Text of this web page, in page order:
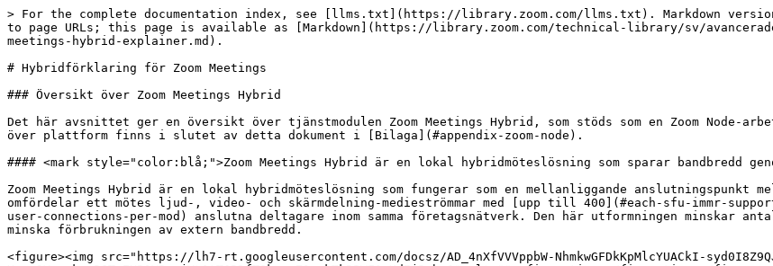
> For the complete documentation index, see [llms.txt](https://library.zoom.com/llms.txt). Markdown versions of documentation pages are available by appending `.md` to page URLs; this page is available as [Markdown](https://library.zoom.com/technical-library/sv/avancerade-enterprise-tjanster/zoom-node/zoom-meetings-hybrid/zoom-meetings-hybrid-explainer.md).

# Hybridförklaring för Zoom Meetings

### Översikt över Zoom Meetings Hybrid

Det här avsnittet ger en översikt över tjänstmodulen Zoom Meetings Hybrid, som stöds som en Zoom Node-arbetsbelastning. Mer information om Zoom Node och en översikt över plattform finns i slutet av detta dokument i [Bilaga](#appendix-zoom-node).

#### <mark style="color:blå;">Zoom Meetings Hybrid är en lokal hybridmöteslösning som sparar bandbredd genom att omfördela mötesmedia inom ett företagsnätverk</mark>

Zoom Meetings Hybrid är en lokal hybridmöteslösning som fungerar som en mellanliggande anslutningspunkt mellan en Zoom-klient och Zoom-moln. Lösningen multiplexar och omfördelar ett mötes ljud-, video- och skärmdelning-medieströmmar med [upp till 400](#each-sfu-immr-supports-up-to-400-standard-definition-or-200-high-definition-user-connections-per-mod) anslutna deltagare inom samma företagsnätverk. Den här utformningen minskar antalet externa molnmedieanslutningar, vilket avsevärt kan minska förbrukningen av extern bandbredd.

<figure><img src="https://lh7-rt.googleusercontent.com/docsz/AD_4nXfVVVppbW-NhmkwGFDkKpMlcYUACkI-syd0I8Z9QJRs5Jx5cWiavnwIg6ux2KTaXksBeGy6kXWu82mQQIrAUkHY-7V5OWuHkW5G-X_ez2V-_okacRJToZXB2YPpxjYL9tT6BDfT?key=Z3rnkTkRPWE0oHdIjBvbxQ" alt=""><figcaption></figcaption></figure>

#### <mark style="color:blå;">Zoom Meetings Hybrid stöder två lägen: molnhybrid och endast internt</mark>

Zoom Meetings Hybrid stöder två driftlägen: ett hybridläge från moln till lokaler som kallas Selective Forwarding Unit-läge (SFU) och ett läge för endast interna möten (iMMR) för möten som inte använder molnet. Möten konfigureras för molnhybridanslutningar som standard, men kan anges som endast interna när användare schemalägger eller redigerar ett möte. Båda mötestyperna kan också stödjas av samma modul [samtidigt](#meetings-hybrid-can-simultaneously-support-cloud-hybrid-and-internal-only-meetings).

#### <mark style="color:blå;">Molnhybridläget ansluter användare inom företagets nätverk till molnet via hybridmodulen</mark>

I molnhybridläge (SFU-läge) ansluter användare inom företagets nätverk till hybridmodulen som en mellanliggande anslutningspunkt mellan klienten och molnet. Hybridmodulen multiplexar och omfördelar ett mötes ljud-, video- och skärmdelning-medieströmmar mellan användarna och molnet.

<figure><img src="https://lh7-rt.googleusercontent.com/docsz/AD_4nXc50B_h67Ut7sgvHu6UKbM1przxAdYsmKumIfrvd4gPimstYApeW5szR0HWWPA-m8jPiRLVm1A8826j31BenyVNSy28NaBRLHsfhM5tr9F13-yqaDUFmT5TmyOm5GGmYx0USmCvxg?key=Z3rnkTkRPWE0oHdIjBvbxQ" alt=""><figcaption></figcaption></figure>

<mark style="color:blå;">**Molnhybridmöten påverkar inte signaleringsanslutningar från moln till klient**</mark>

Även om Zoom Meetings Hybrid-modulen kan omfördela ett molnhybridmötes *media*, hanterar modulen inte signaleringsanslutningar från moln till klient. Användare som är anslutna till Meetings Hybrid-modulen fortsätter att upprätta en bandbreddssnål signaleringsanslutning med mötets molnserver för data och åtgärder under mötet, som att starta en molninspelning eller uppdatera deltagarlistan.

{% hint style="danger" %}
**Varning**

Klientenheter **måste** ha proxy- eller standardruttåtkomst till internet som kan nå Zoom-molntjänster. HTTPS-proxy stöds, men enheter utan åtkomst kan inte ansluta till möten.
{% endhint %}

#### <mark style="color:blå;">Läget endast internt ansluter användare till ett lokalt möte och tillåter inte deltagare utanför nätverket att gå med</mark>

När ett möte schemaläggs som endast internt fungerar hybridmodulen som en intern multimediarouter (iMMR) och multiplexar och omfördelar ett mötes ljud-, video- och skärmdelning-media mellan användare inom företagsnätverket. Dessa möten är isolerade till företagsnätverket och **kan inte** ansluta eller kaskadkoppla till molnmötesservrar eller tjänster, vilket förhindrar att deltagare eller tjänster från externa nätverk, såsom molninspelning, ansluter till mötet.

<figure><img src="https://lh7-rt.googleusercontent.com/docsz/AD_4nXfKz6ul7kIwWkfMyYF8vjUPA8kZ_oVR-iGTGyojShz0rDy-rnq7VW6AZ4SRV6haB6NkDLwyd6UusHp8dK_Lkym7QM-5jQnAXdPxV3OoMxdwpKvaROL9QRlnCoCFHJ0nLRsjgUx9Gw?key=Z3rnkTkRPWE0oHdIjBvbxQ" alt=""><figcaption></figcaption></figure>

<mark style="color:blå;">**Möten som endast är interna dirigerar både signalerings- och medieanslutningar via hybridmodulen**</mark>

Till skillnad från molnhybridmodellen dirigerar möten som endast är interna både media *och* signalering inom nätverket till hybridmodulen. Detta skapar en fullständig lokal mötestyp, utan möjlighet till externa anslutningar.

<mark style="color:blå;">**Medarbetare utanför företagsnätverket kan gå med i möten som endast är interna via VPN**</mark>

Medarbetare utanför företagsnätverket kan gå med i möten som endast är interna när de är anslutna till ett VPN, om VPN-servern kan kommunicera med hybridmodulen över företagsnätverket. Användare **måste** måste vara inloggade på företagets Zoom-konto för att gå med.

En distansmedarbetare är till exempel ansluten till företagets VPN från sitt hemnätverk utan delad tunnel. Så länge användaren är inloggad på företagets Zoom-konto och den anslutna VPN-servern kan kommunicera med hybridmodulen inom företagsnätverket kan distansanvändaren ansluta till ett möte som endast är internt på distans.

#### <mark style="color:blå;">Meetings Hybrid kan samtidigt stödja molnhybridmöten och möten som endast är interna</mark>

Meetings Hybrid kan samtidigt stödja molnhybridmöten och möten som endast är interna, vilket eliminerar behovet av separata distributioner för varje användningsfall.

Ett företag har till exempel en hybridmodul distribuerad inom sitt nätverk, med 400 anslutna användare. I detta scenario kan 200 användare ansluta till molnhybridmöten, medan de återstående 200 användarna är anslutna till möten som endast är interna. För varje ansluten mötestyp följer Meetings Hybrid-modulen den avsedda